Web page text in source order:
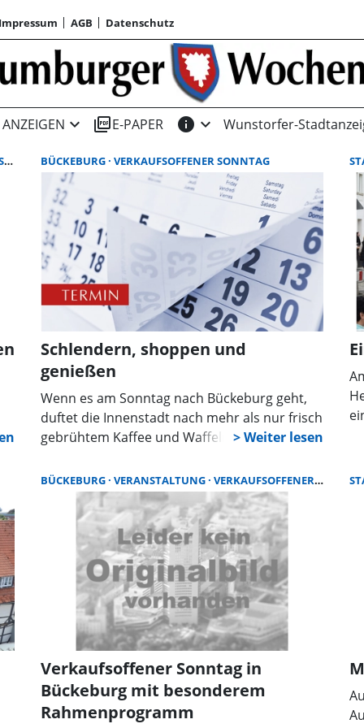
Impressum AGB Datenschutz
ANZEIGEN expand_more picture_as_pdfE-PAPER info expand_more Wunstorfer-
BÜCKEBURG VERKAUFSOFFENER SONNTAG
Schlendern, shoppen und
genießen
Wenn es am Sonntag nach Bückeburg geht,
duftet die Innenstadt nach mehr als nur frisch
gebrühtem Kaffee und Waffeln. Zwischen den
rollen ab 13 Uhr die Foodtrucks an, wenn
unter dem Motto „Streetfoodmarkt trifft
Shopping“ beziehungsweise „Bückeburg isst
besonders“ ein kulinarischer Sonntag mit
Einkaufsbummel kombiniert wird.
BÜCKEBURG VERANSTALTUNG VERKAUFSOFFENER SONNTAG
Verkaufsoffener Sonntag in
Bückeburg mit besonderem
Rahmenprogramm